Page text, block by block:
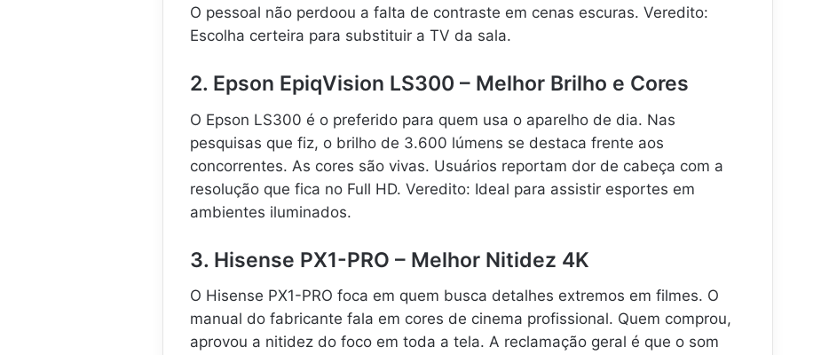
O pessoal não perdoou a falta de contraste em cenas escuras. Veredito:
Escolha certeira para substituir a TV da sala.
2. Epson EpiqVision LS300 – Melhor Brilho e Cores
O Epson LS300 é o preferido para quem usa o aparelho de dia. Nas
pesquisas que fiz, o brilho de 3.600 lúmens se destaca frente aos
concorrentes. As cores são vivas. Usuários reportam dor de cabeça com a
resolução que fica no Full HD. Veredito: Ideal para assistir esportes em
ambientes iluminados.
3. Hisense PX1-PRO – Melhor Nitidez 4K
O Hisense PX1-PRO foca em quem busca detalhes extremos em filmes. O
manual do fabricante fala em cores de cinema profissional. Quem comprou,
aprovou a nitidez do foco em toda a tela. A reclamação geral é que o som